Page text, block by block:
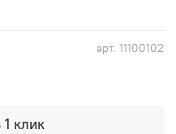
арт. 11100102
1 клик